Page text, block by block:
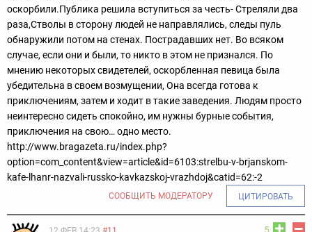
оскорбили.Публика решила вступиться за честь- Стреляли два
раза,Стволы в сторону людей не направлялись, следы пуль
обнаружили потом на стенах. Пострадавших нет. Во всяком
случае, если они и были, то никто в этом не признался. По
мнению некоторых свидетелей, оскорбленная певица была
убедительна в своем возмущении, Она всегда готова к
приключениям, затем и ходит в такие заведения. Людям просто
неинтересно сидеть спокойно, им нужны бурные события,
приключения на свою… одно место.
http://www.bragazeta.ru/index.php?
option=com_content&view=article&id=6103:strelbu-v-brjanskom-
kafe-lhanr-nazvali-russko-kavkazskoj-vrazhdoj&catid=62:-2
СООБЩИТЬ МОДЕРАТОРУ ЦИТИРОВАТЬ
5